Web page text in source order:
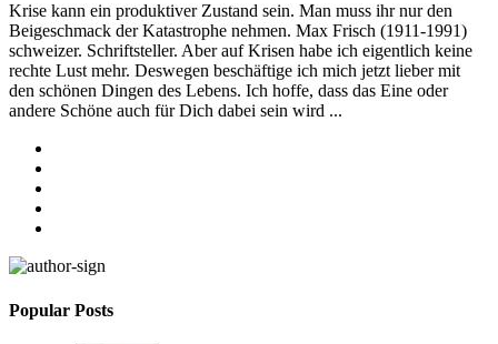
Krise kann ein produktiver Zustand sein. Man muss ihr nur den
Beigeschmack der Katastrophe nehmen. Max Frisch (1911-1991)
schweizer. Schriftsteller. Aber auf Krisen habe ich eigentlich keine
rechte Lust mehr. Deswegen beschäftige ich mich jetzt lieber mit
den schönen Dingen des Lebens. Ich hoffe, dass das Eine oder
andere Schöne auch für Dich dabei sein wird ...
Popular Posts